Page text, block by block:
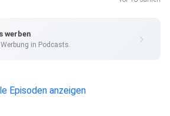
werben
in Podcasts.
Episoden anzeigen